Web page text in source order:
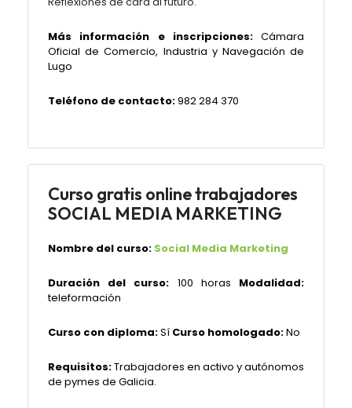
Más información e inscripciones:Cámara
Oficial de Comercio, Industria y Navegación de
Lugo
Teléfono de contacto:982 284 370
Curso gratis online trabajadores
SOCIAL MEDIA MARKETING
Nombre del curso: Social Media Marketing
Duración del curso: 100 horas Modalidad:
teleformación
Curso con diploma:Sí Curso homologado:No
Requisitos:Trabajadores en activo y autónomos
de pymes de Galicia.